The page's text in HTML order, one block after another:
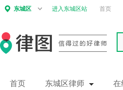
东城区 进入东城区站 首页
首页 东城区律师 在